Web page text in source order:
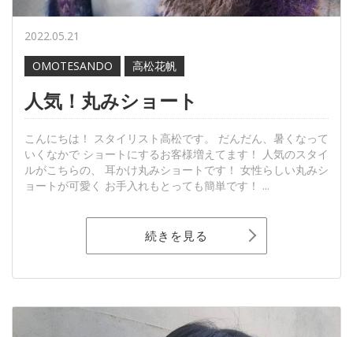
2022.05.21
OMOTESANDO
高松花帆
人気！丸みショート
こんにちは！ スタイリスト高松です。 だんだん、暑くなって
いくなかで ショートにするお客様増えてます！ 人気のスタイ
ルがこちらの、 耳かけ丸みショートです！ 女性らしい丸みシ
ョートが可愛く お手入れもとっても簡単です！ ...
続きを見る